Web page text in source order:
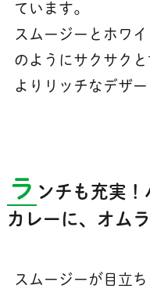
ています。
スムージーとホワ
のようにサクサク
よりリッチなデザ
ラ ンチも充実
カレーに、オムラ
スムージーが目立